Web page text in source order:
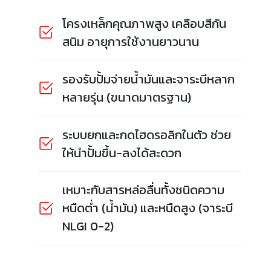
โครงเหล็กคุณภาพสูง เคลือบสีกัน
สนิม อายุการใช้งานยาวนาน
รองรับปั้มจ่ายน้ำมันและจาระบีหลาก
หลายรุ่น (ขนาดมาตรฐาน)
ระบบยกและกดไฮดรอลิกในตัว ช่วย
ให้นำปั้มขึ้น-ลงได้สะดวก
เหมาะกับสารหล่อลื่นทั้งชนิดความ
หนืดต่ำ (น้ำมัน) และหนืดสูง (จาระบี
NLGI 0-2)